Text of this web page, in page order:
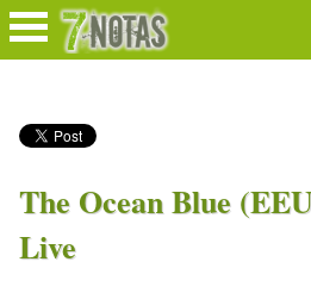
The Ocean Blue
Live